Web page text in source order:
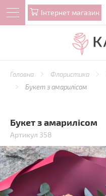
Iнтернет магазин
Головна Флористика
Букет з амарилісом
Букет з амарилісом
Артикул 358